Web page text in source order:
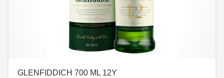
GLENFIDDICH 700 ML 12Y